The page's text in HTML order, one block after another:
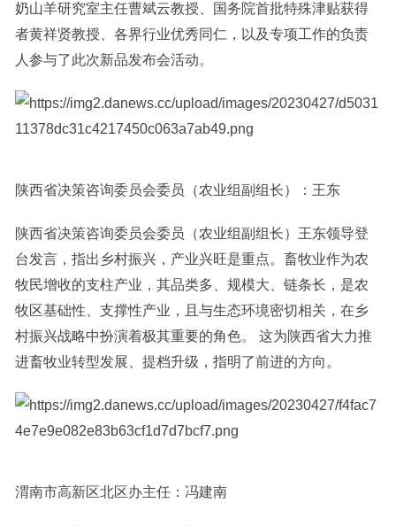
奶山羊研究室主任曹斌云教授、国务院首批特殊津贴获得
者黄祥贤教授、各界行业优秀同仁，以及专项工作的负责
人参与了此次新品发布会活动。
陕西省决策咨询委员会委员（农业组副组长）：王东
陕西省决策咨询委员会委员（农业组副组长）王东领导登
台发言，指出乡村振兴，产业兴旺是重点。畜牧业作为农
牧民增收的支柱产业，其品类多、规模大、链条长，是农
牧区基础性、支撑性产业，且与生态环境密切相关，在乡
村振兴战略中扮演着极其重要的角色。 这为陕西省大力推
进畜牧业转型发展、提档升级，指明了前进的方向。
渭南市高新区北区办主任：冯建南